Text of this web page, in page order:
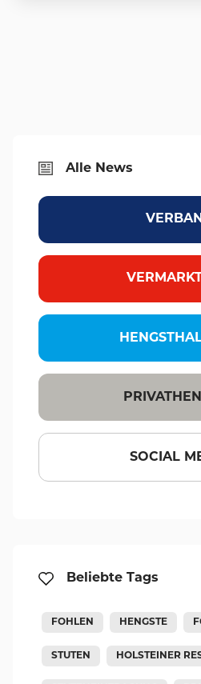
Alle News
SOCIAL
Beliebte Tags
FOHLEN HENGSTE
STUTEN HOLSTEINER